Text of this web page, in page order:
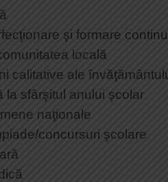
Articolul 33 din Legea 153
Redacţia de…”Pici” nr. 11
Redacţia de…”Pici” nr. 10
Redacţia de…”Pici” nr. 09
Redacţia de…”Pici” nr. 08
Redacţia de…”Pici” nr. 07
Redacţia de…”Pici” nr. 06
Redacţia de…”Pici” nr. 05
Redacţia de…”Pici” nr. 04
şi formare
locală
calitative ale
la sfârşitul anului şcolar
naţionale
concursuri şcolare